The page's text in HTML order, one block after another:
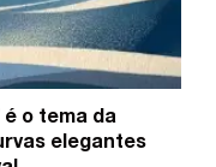
é o tema da
elegantes